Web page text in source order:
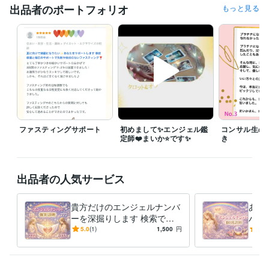
飛び込んで来てください＾＾♡✨
⭐️基本的には待機中のご対応となりますが
待機中でなくてもお電話できる時がございます。
まずはメッセージくださいませ♪
⭐️待機中はお問い合わせなくお電話可能です＾＾
⭐️通常商品の鑑定は、基本、鑑定書対応となります
⭐️幼い子どもが居りますので
子どもの状況により声が入ったり、
途中退席もあるかもしれませんが
営業 / 個人営業 経験年数 : 6年
医療・介護 / 看護師 経験年数 : 22年
ライフスタイル・その他 / 占い師 経験年数 : 4年
ライフスタイル・その他 / カウンセラー・コーチ 経験年数 : 15年
ライフスタイル・その他 / その他 経験年数 : 15年
受賞歴
出品者のポートフォリオ もっと見る
ファスティングサポート
初めまして✨エンジェル鑑
定師❤️まいか⭐️です✨
コンサル生
き
出品者の人気サービス
貴方だけのエンジェルナンバ
ーを深掘りします 検索では
出てこない『今のあなた』へ
5.0(1) 1,500 円
あな
バー
出て